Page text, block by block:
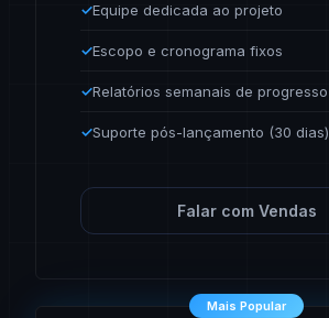
✓Equipe dedicada ao projeto
✓Escopo e cronograma fixos
✓Relatórios semanais de progresso
✓Suporte pós-lançamento (30 dias)
Falar com Vendas
Mais Popular